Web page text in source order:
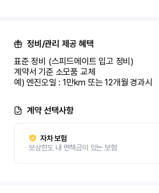
정비/관리 제공 혜택
표준 정비 (스피드메이트 입고 정비)
계약서 기준 소모품 교체
예) 엔진오일 : 1만km 또는 12개월 경과시
계약 선택사항
자차 보험
보상한도 내 면책금이 있는 보험